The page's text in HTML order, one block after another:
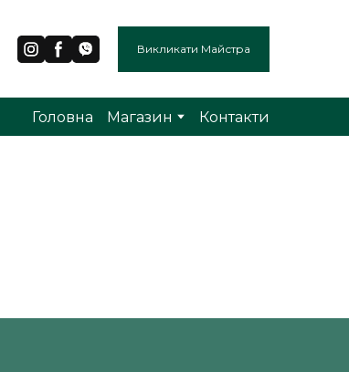
Викликати Майстра
Головна Магазин Контакти